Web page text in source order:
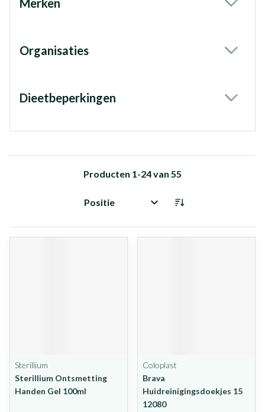
Merken
Organisaties
Dieetbeperkingen
Producten 1-24van 55
Sorteer op:
Sterillium
Sterillium Ontsmetting
Handen Gel 100ml
Coloplast
Brava
Huidreinigingsdoekjes 15
12080